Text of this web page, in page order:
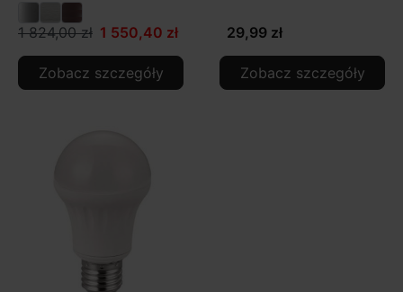
1 824,00 zł 1 550,40 zł
Zobacz szczegóły
29,99 zł
Zobacz szczegóły